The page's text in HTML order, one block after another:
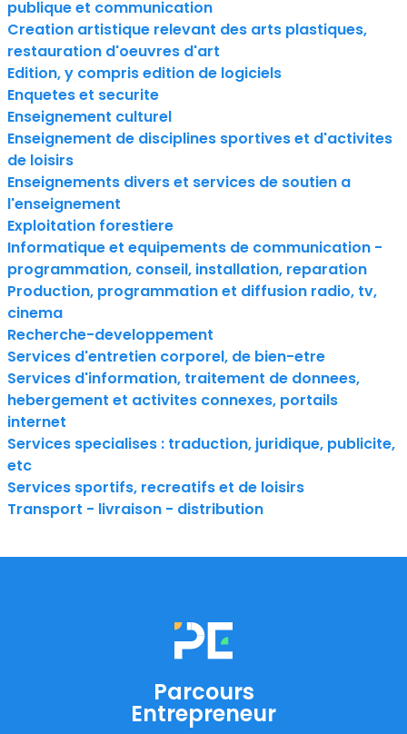
publique et communication
Creation artistique relevant des arts plastiques,
restauration d'oeuvres d'art
Edition, y compris edition de logiciels
Enquetes et securite
Enseignement culturel
Enseignement de disciplines sportives et d'activites
de loisirs
Enseignements divers et services de soutien a
l'enseignement
Exploitation forestiere
Informatique et equipements de communication -
programmation, conseil, installation, reparation
Production, programmation et diffusion radio, tv,
cinema
Recherche-developpement
Services d'entretien corporel, de bien-etre
Services d'information, traitement de donnees,
hebergement et activites connexes, portails
internet
Services specialises : traduction, juridique, publicite,
etc
Services sportifs, recreatifs et de loisirs
Transport - livraison - distribution
Parcours
Entrepreneur